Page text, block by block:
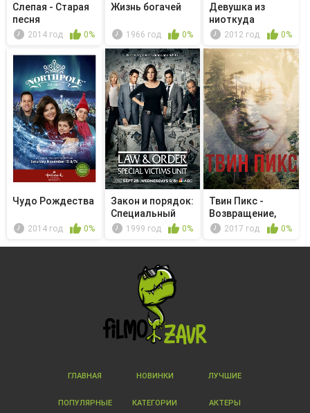
Слепая - Старая
песня
2014 год 0%
Жизнь богачей
1966 год 0%
Девушка из
ниоткуда
2012 год 0%
Чудо Рождества
2014 год 0%
Закон и порядок:
Специальный
корпус -...
1999 год 0%
Твин Пикс -
Возвращение,
часть 13
2017 год 0%
ГЛАВНАЯ НОВИНКИ ЛУЧШИЕ
ПОПУЛЯРНЫЕ КАТЕГОРИИ АКТЕРЫ